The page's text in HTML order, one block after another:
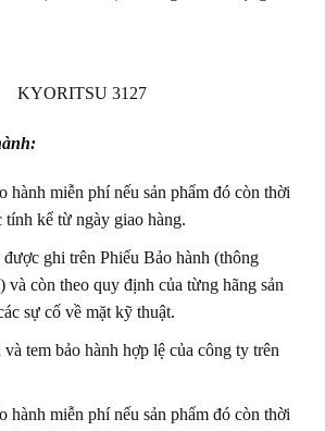
KYORITSU 3127
hành miễn phí nếu sản phẩm đó còn thời
tính kể từ ngày giao hàng.
ghi trên Phiếu Bảo hành (thông
và còn theo quy định của từng hãng sản
sự cố về mặt kỹ thuật.
tem bảo hành hợp lệ của công ty trên
hành miễn phí nếu sản phẩm đó còn thời